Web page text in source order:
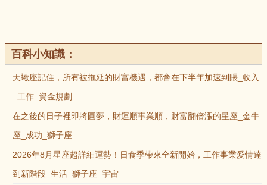
百科小知識：
天蠍座記住，所有被拖延的財富機遇，都會在下半年加速到賬_收入
_工作_資金規劃
在之後的日子裡即將圓夢，財運順事業順，財富翻倍漲的星座_金牛
座_成功_獅子座
2026年8月星座超詳細運勢！日食季帶來全新開始，工作事業愛情達
到新階段_生活_獅子座_宇宙